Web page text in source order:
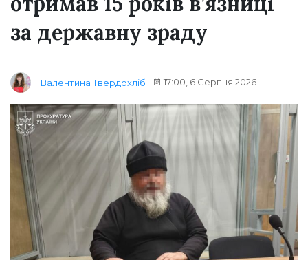
за державну зраду
Валентина Твердохліб 17:00, 6 Серпня 2026